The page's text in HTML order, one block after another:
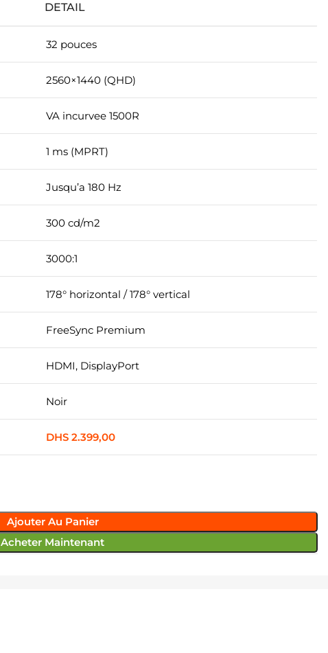
DETAIL
32 pouces
2560×1440 (QHD)
VA incurvee 1500R
1 ms (MPRT)
Jusqu’a 180 Hz
300 cd/m2
3000:1
178° horizontal / 178° vertical
FreeSync Premium
HDMI, DisplayPort
Noir
DHS 2.399,00
Ajouter Au Panier
Acheter Maintenant